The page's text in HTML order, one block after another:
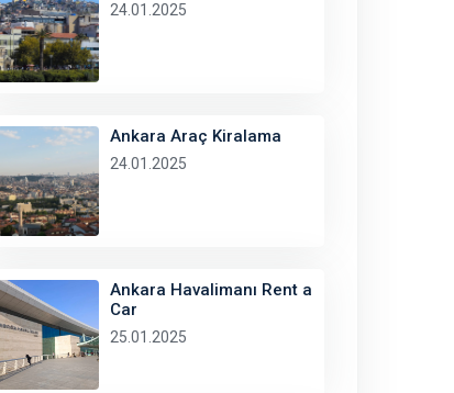
24.01.2025
Ankara Araç Kiralama
24.01.2025
Ankara Havalimanı Rent a
Car
25.01.2025